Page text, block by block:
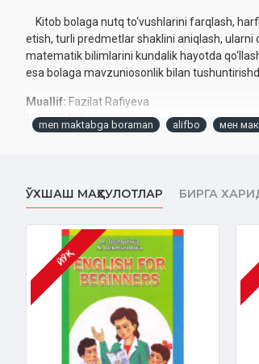
Kitob bolaga nutq to‘vushlarini farqlash,
etish, turli predmetlar shaklini aniqlash, ularni
matematik bilimlarini kundalik hayotda
esa bolaga mavzuniosonlik bilan
Muallif: Fazilat Rafiyeva
Nomi:«Alifbo»
Nashriyot:«Akademnashr»
ISBN:
84x108 1/16
men maktabga boraman alifbo мен
ЎХШАШ МАҲСУЛОТЛАР БИРГА
ЙЎҚ